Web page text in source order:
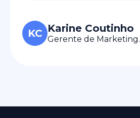
KC Karine Coutinho
Gerente de Marketing.